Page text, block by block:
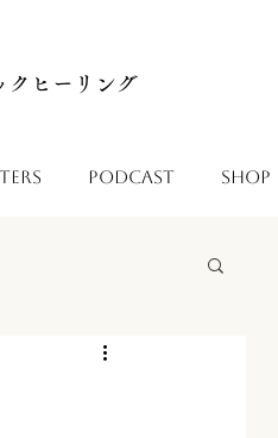
クヒーリング
Podcast Shop